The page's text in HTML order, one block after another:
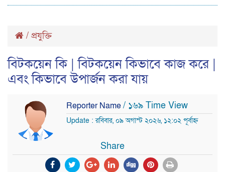
/ প্রযুক্তি
বিটকয়েন কি | বিটকয়েন কিভাবে কাজ করে |
এবং কিভাবে উপার্জন করা যায়
Reporter Name/ ১৬৯ Time View
Update : রবিবার, ০৯ অগাস্ট ২০২৬, ১২:০২ পূর্বাহ্ন
Share